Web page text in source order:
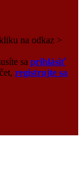
na odkaz >
sa prihlásiť
registrujte sa